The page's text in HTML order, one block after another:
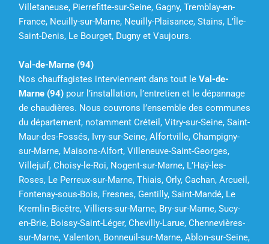
Villetaneuse, Pierrefitte-sur-Seine, Gagny, Tremblay-en-
France, Neuilly-sur-Marne, Neuilly-Plaisance, Stains, L’Île-
Saint-Denis, Le Bourget, Dugny et Vaujours.
Val-de-Marne (94)
Nos chauffagistes interviennent dans tout le Val-de-
Marne (94) pour l’installation, l’entretien et le dépannage
de chaudières. Nous couvrons l’ensemble des communes
du département, notamment Créteil, Vitry-sur-Seine, Saint-
Maur-des-Fossés, Ivry-sur-Seine, Alfortville, Champigny-
sur-Marne, Maisons-Alfort, Villeneuve-Saint-Georges,
Villejuif, Choisy-le-Roi, Nogent-sur-Marne, L’Haÿ-les-
Roses, Le Perreux-sur-Marne, Thiais, Orly, Cachan, Arcueil,
Fontenay-sous-Bois, Fresnes, Gentilly, Saint-Mandé, Le
Kremlin-Bicêtre, Villiers-sur-Marne, Bry-sur-Marne, Sucy-
en-Brie, Boissy-Saint-Léger, Chevilly-Larue, Chennevières-
sur-Marne, Valenton, Bonneuil-sur-Marne, Ablon-sur-Seine,